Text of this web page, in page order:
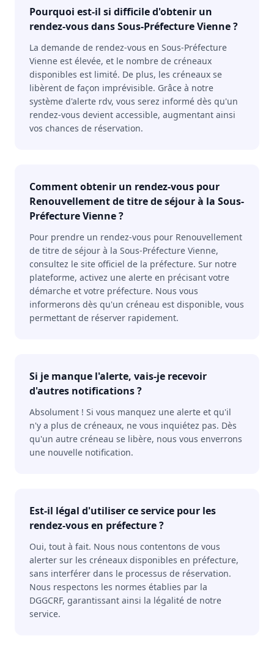
Pourquoi est-il si difficile d'obtenir un
rendez-vous dans Sous-Préfecture Vienne ?
La demande de rendez-vous en Sous-Préfecture
Vienne est élevée, et le nombre de créneaux
disponibles est limité. De plus, les créneaux se
libèrent de façon imprévisible. Grâce à notre
système d'alerte rdv, vous serez informé dès qu'un
rendez-vous devient accessible, augmentant ainsi
vos chances de réservation.
Comment obtenir un rendez-vous pour
Renouvellement de titre de séjour à la Sous-
Préfecture Vienne ?
Pour prendre un rendez-vous pour Renouvellement
de titre de séjour à la Sous-Préfecture Vienne,
consultez le site officiel de la préfecture. Sur notre
plateforme, activez une alerte en précisant votre
démarche et votre préfecture. Nous vous
informerons dès qu'un créneau est disponible, vous
permettant de réserver rapidement.
Si je manque l'alerte, vais-je recevoir
d'autres notifications ?
Absolument ! Si vous manquez une alerte et qu'il
n'y a plus de créneaux, ne vous inquiétez pas. Dès
qu'un autre créneau se libère, nous vous enverrons
une nouvelle notification.
Est-il légal d'utiliser ce service pour les
rendez-vous en préfecture ?
Oui, tout à fait. Nous nous contentons de vous
alerter sur les créneaux disponibles en préfecture,
sans interférer dans le processus de réservation.
Nous respectons les normes établies par la
DGGCRF, garantissant ainsi la légalité de notre
service.